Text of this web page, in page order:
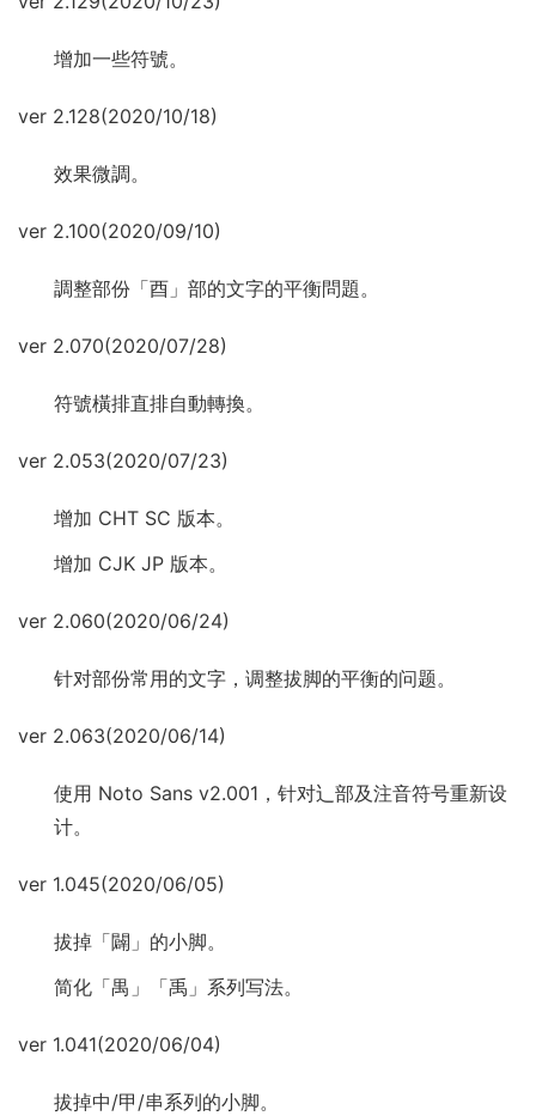
增加一些符號。
ver 2.128(2020/10/18)
效果微調。
ver 2.100(2020/09/10)
調整部份「酉」部的文字的平衡問題。
ver 2.070(2020/07/28)
符號橫排直排自動轉換。
ver 2.053(2020/07/23)
增加 CHT SC 版本。
增加 CJK JP 版本。
ver 2.060(2020/06/24)
针对部份常用的文字，调整拔脚的平衡的问题。
ver 2.063(2020/06/14)
使用 Noto Sans v2.001，针对辶部及注音符号重新设
计。
ver 1.045(2020/06/05)
拔掉「闢」的小脚。
简化「禺」「禹」系列写法。
ver 1.041(2020/06/04)
拔掉中/甲/串系列的小脚。